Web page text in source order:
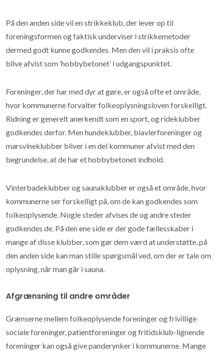
På den anden side vil en strikkeklub, der lever op til
foreningsformen og faktisk underviser i strikkemetoder
dermed godt kunne godkendes. Men den vil i praksis ofte
blive afvist som ’hobbybetonet’ i udgangspunktet.
Foreninger, der har med dyr at gøre, er også ofte et område,
hvor kommunerne forvalter folkeoplysningsloven forskelligt.
Ridning er generelt anerkendt som en sport, og rideklubber
godkendes derfor. Men hundeklubber, biavlerforeninger og
marsvineklubber bliver i en del kommuner afvist med den
begrundelse, at de har et hobbybetonet indhold.
Vinterbadeklubber og saunaklubber er også et område, hvor
kommunerne ser forskelligt på, om de kan godkendes som
folkeoplysende. Nogle steder afvises de og andre steder
godkendes de. På den ene side er der gode fællesskaber i
mange af disse klubber, som gør dem værd at understøtte, på
den anden side kan man stille spørgsmål ved, om der er tale om
oplysning, når man går i sauna.
Afgrænsning til andre områder
Grænserne mellem folkeoplysende foreninger og frivillige
sociale foreninger, patientforeninger og fritidsklub-lignende
foreninger kan også give panderynker i kommunerne. Mange